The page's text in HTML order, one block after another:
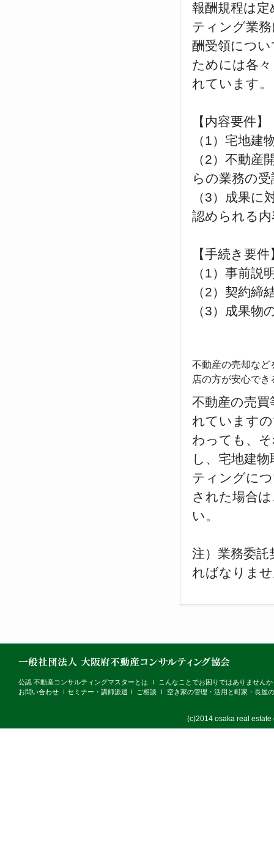
報酬規程は
ティング業
酬受領につ
ためには各
れています。
【内容要件】
（1）宅地建
（2）不動
らの業務の
（3）成果
認められる内
【手続き要件
（1）事前説
（2）契約締
（3）成果物
不動産の売却など
店の方が安心で
不動産の売
れています
わっても、
し、宅地建
ティングに
された場合
い。
注）業務委
ればなりま
公認 不動産コンサルティングマスターとは ｌ
こんなことでお困りではありませんか
お問い合わせ ｌ セミナー・講師派遣 ｌ ご相談 ｌ 空き家の管理・活用と町家・長屋
(c)2014 osaka real